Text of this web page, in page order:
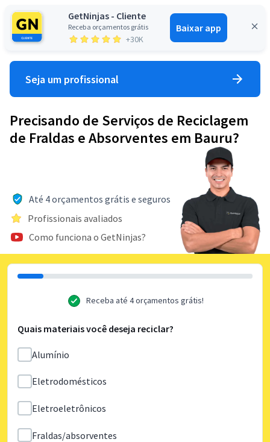
GetNinjas - Cliente
Receba orçamentos grátis
+30K
Baixar app
Entrar
Seja um profissional
Precisando de Serviços de Reciclagem
de Fraldas e Absorventes em Bauru?
Até 4 orçamentos grátis e seguros
Profissionais avaliados
Como funciona o GetNinjas?
Receba até 4 orçamentos grátis!
Quais materiais você deseja reciclar?
Alumínio
Eletrodomésticos
Eletroeletrônicos
Fraldas/absorventes